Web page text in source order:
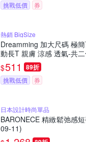
挑戰低價 券
熱銷 BigSize
Dreamming 加大尺碼 極
動長T 親膚 涼感 透氣-共
$511 89折
挑戰低價 券
日本設計時尚單品
BARONECE 精緻鬆弛感
09-11)